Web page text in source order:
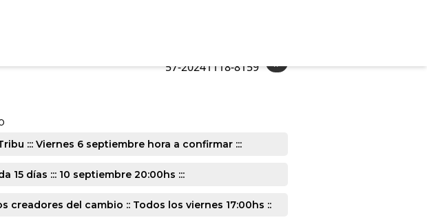
»
57-20241118-8159
::: Viernes 6 septiembre hora a confirmar :::
15 días ::: 10 septiembre 20:00hs :::
del cambio :: Todos los viernes 17:00hs ::